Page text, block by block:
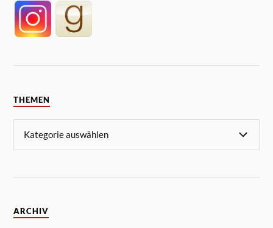
THEMEN
ARCHIV